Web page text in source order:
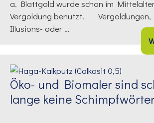
a. Blattgold wurde schon im
Vergoldung benutzt. Vergoldungen,
Illusions- oder …
Öko- und Biomaler sind
lange keine